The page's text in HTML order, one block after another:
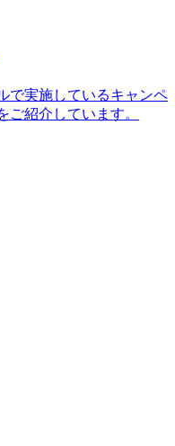
で実施しているキャンペ
ご紹介しています。